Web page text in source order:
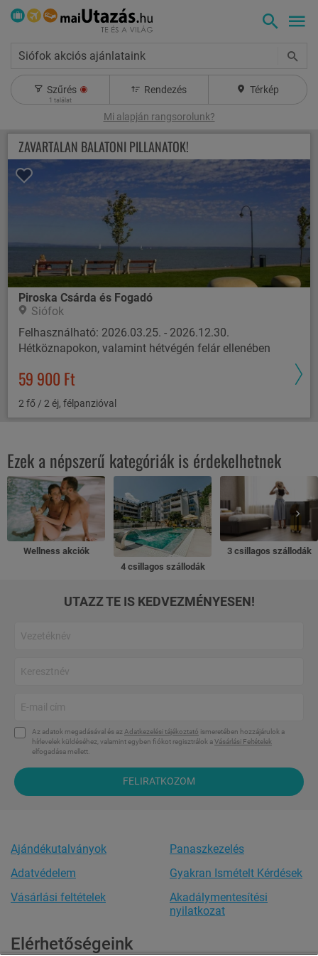
Siófok akciós ajánlataink
Szűrés
1 találat
Rendezés Térkép
Mi alapján rangsorolunk?
ZAVARTALAN BALATONI PILLANATOK!
Piroska Csárda és Fogadó
Siófok
Felhasználható: 2026.03.25. - 2026.12.30.
Hétköznapokon, valamint hétvégén felár ellenében
59 900 Ft
2 fő / 2 éj, félpanzióval
Ezek a népszerű kategóriák is érdekelhetnek
Wellness akciók
4 csillagos szállodák
3 csillagos szállodák
UTAZZ TE IS KEDVEZMÉNYESEN!
Az adatok megadásával és az Adatkezelési tájékoztató ismeretében hozzájárulok a
hírlevelek küldéséhez, valamint egyben fiókot regisztrálok aVásárlási Feltételek
elfogadása mellett.
FELIRATKOZOM
Ajándékutalványok
Adatvédelem
Vásárlási feltételek
Panaszkezelés
Gyakran Ismételt Kérdések
Akadálymentesítési
nyilatkozat
Elérhetőségeink